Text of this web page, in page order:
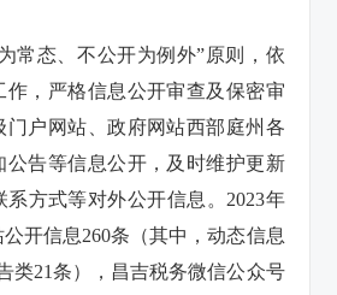
常态、不公开为例外”原则，依
作，严格信息公开审查及保密审
门户网站、政府网站西部庭州各
公告等信息公开，及时维护更新
方式等对外公开信息。2023年
开信息260条（其中，动态信息
类21条），昌吉税务微信公众号